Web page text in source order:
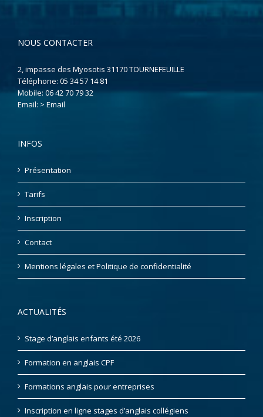
NOUS CONTACTER
2, impasse des Myosotis 31170 TOURNEFEUILLE
Téléphone: 05 34 57 14 81
Mobile: 06 42 70 79 32
Email: > Email
INFOS
Présentation
Tarifs
Inscription
Contact
Mentions légales et Politique de confidentialité
ACTUALITÉS
Stage d’anglais enfants été 2026
Formation en anglais CPF
Formations anglais pour entreprises
Inscription en ligne stages d’anglais collégiens